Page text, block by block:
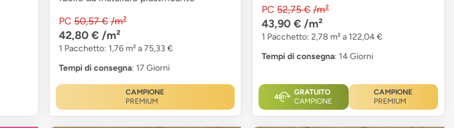
PC 50,57 € /m²
42,80 € /m²
1 Pacchetto: 1,76 m² a 75,33 €
Tempi di consegna: 17 Giorni
CAMPIONE
PREMIUM
PC 52,75 € /m²
43,90 € /m²
1 Pacchetto: 2,78 m² a 122,04 €
Tempi di consegna: 14 Giorni
GRATUITO
CAMPIONE
CAMPIONE
PREMIUM